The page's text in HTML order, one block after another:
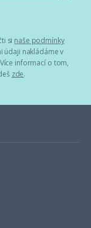
si naše podmínky
údaji nakládáme v
informací o tom,
zde.